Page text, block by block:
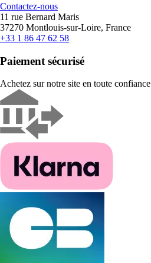
Contactez-nous
11 rue Bernard Maris
37270 Montlouis-sur-Loire, France
+33 1 86 47 62 58
Paiement sécurisé
Achetez sur notre site en toute confiance